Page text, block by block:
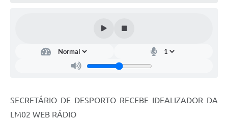
Editais
SECRETÁRIO DE DESPORTO RECEBE IDEALIZADOR DA
LM02 WEB RÁDIO